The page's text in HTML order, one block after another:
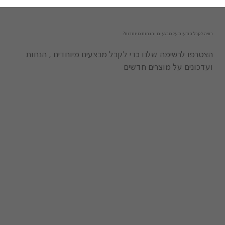
רוצה לקבל הודעות על מבצעים והנחות מיוחדות?
הצטרפו לרשימה שלנו כדי לקבל מבצעים מיוחדים , הנחות
ועדכונים על מוצרים חדשים